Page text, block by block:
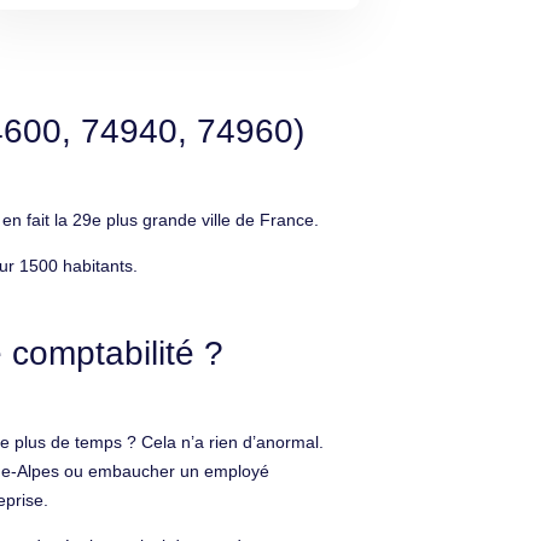
74940, 74960)
fait la 29e plus grande ville de France.
1500 habitants.
?
de temps ? Cela n’a rien d’anormal.
Alpes ou embaucher un employé